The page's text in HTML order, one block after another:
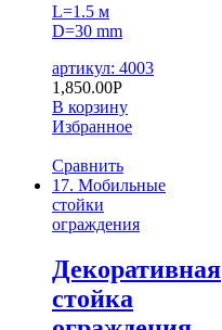
L=1.5 м
D=30 mm
артикул: 4003
1,850.00Р
В корзину
Избранное
Сравнить
17. Мобильные
стойки
ограждения
Декоративная
стойка